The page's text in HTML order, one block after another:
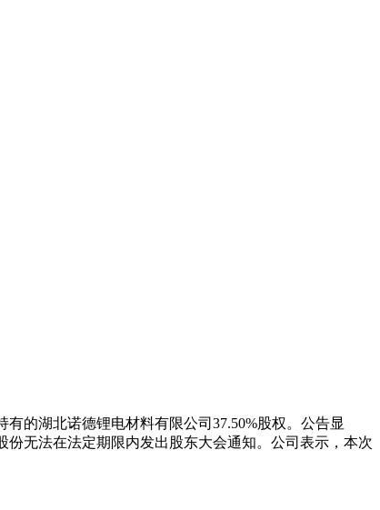
的湖北诺德锂电材料有限公司37.50%股权。公告显
无法在法定期限内发出股东大会通知。公司表示，本次